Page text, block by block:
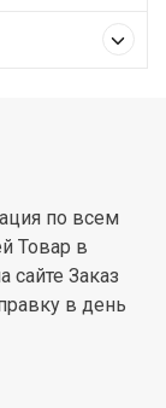
по всем
Товар в
сайте Заказ
в день